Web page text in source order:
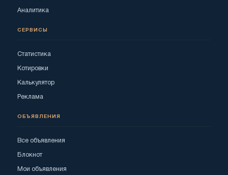
Аналитика
СЕРВИСЫ
Статистика
Котировки
Калькулятор
Реклама
ОБЪЯВЛЕНИЯ
Все объявления
Блокнот
Мои объявления